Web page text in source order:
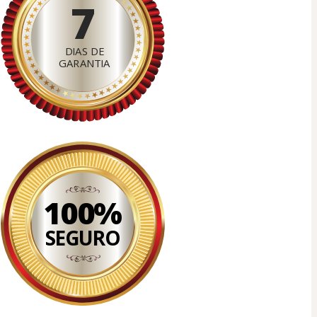
7
DIAS DE
GARANTIA
100%
SEGURO